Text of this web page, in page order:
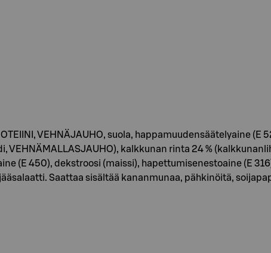
VEHNÄJAUHO, suola, happamuudensäätelyaine (E
kalkkunan rinta 24 %
(E 450), dekstroosi (maissi), hapettumisenestoaine (E
Saattaa sisältää kananmunaa, pähkinöitä,